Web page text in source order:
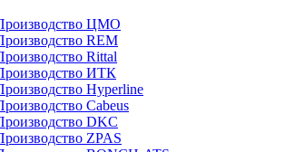
ЦМО
REM
Rittal
ИТК
Hyperline
Cabeus
DKC
ZPAS